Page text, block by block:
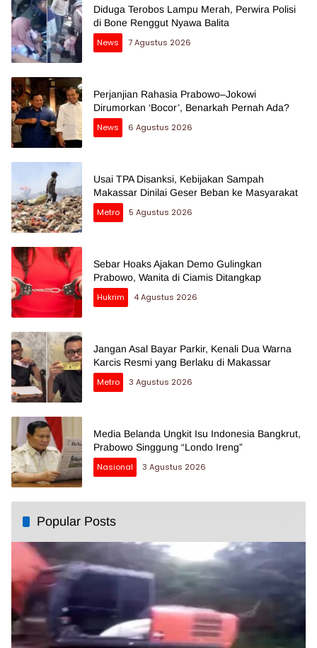
Diduga Terobos Lampu Merah, Perwira Polisi
di Bone Renggut Nyawa Balita
News
7 Agustus 2026
Perjanjian Rahasia Prabowo–Jokowi
Dirumorkan ‘Bocor’, Benarkah Pernah Ada?
News
6 Agustus 2026
Usai TPA Disanksi, Kebijakan Sampah
Makassar Dinilai Geser Beban ke Masyarakat
Metro
5 Agustus 2026
Sebar Hoaks Ajakan Demo Gulingkan
Prabowo, Wanita di Ciamis Ditangkap
Hukrim
4 Agustus 2026
Jangan Asal Bayar Parkir, Kenali Dua Warna
Karcis Resmi yang Berlaku di Makassar
Metro
3 Agustus 2026
Media Belanda Ungkit Isu Indonesia Bangkrut,
Prabowo Singgung “Londo Ireng”
Nasional
3 Agustus 2026
Popular Posts